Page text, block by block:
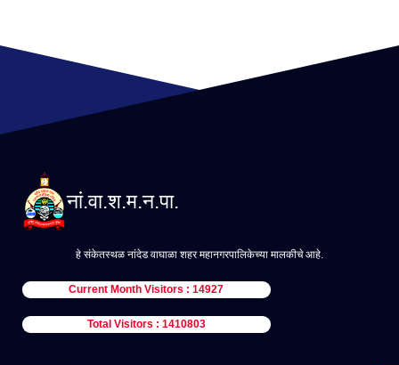
नां.वा.श.म.न.पा.
हे संकेतस्थळ नांदेड वाघाळा शहर महानगरपालिकेच्या मालकीचे आहे.
Current Month Visitors : 14927
Total Visitors : 1410803